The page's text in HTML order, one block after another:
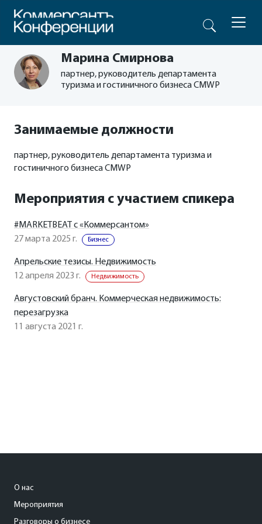
Марина Смирнова
партнер, руководитель департамента
туризма и гостиничного бизнеса CMWP
Занимаемые должности
партнер, руководитель департамента туризма и
гостиничного бизнеса CMWP
Мероприятия с участием спикера
#MARKETBEAT с «Коммерсантом»
27 марта 2025 г.
Бизнес
Апрельские тезисы. Недвижимость
12 апреля 2023 г.
Недвижимость
Августовский бранч. Коммерческая недвижимость:
перезагрузка
11 августа 2021 г.
О нас
Мероприятия
Разговоры о бизнесе